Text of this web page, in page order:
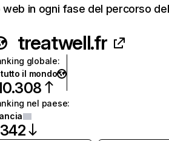
web in ogni fase del percorso
treatwell.fr
globale:
tutto il mondo
nel paese: